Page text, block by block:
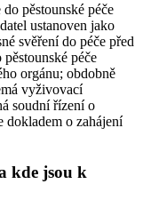
pěstounské péče
ustanoven jako
svěření do péče před
péče
orgánu; obdobně
vyživovací
soudní řízení o
dokladem o zahájení
kde jsou k